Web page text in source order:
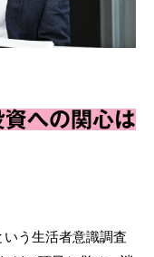
への関心は
う生活者意識調査